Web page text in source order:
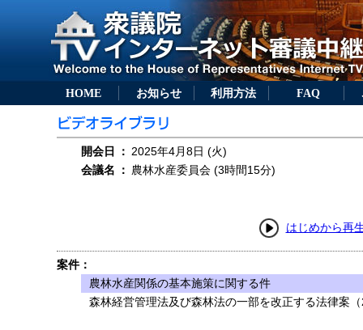
HOME お知らせ 利用方法 FAQ
開会日 ： 2025年4月8日 (火)
会議名
： 農林水産委員会 (3時間15分)
はじめから再
案件：
農林水産関係の基本施策に関する件
森林経営管理法及び森林法の一部を改正する法律案